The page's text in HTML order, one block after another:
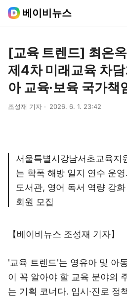
베이비뉴스
[교육 트렌드] 최은
제4차 미래교육 차
아 교육·보육 국가책
조성재 기자 2026. 6. 1. 23:42
서울특별시강남서초교육지
는 학폭 해방 일지 연수 운
도서관, 영어 독서 역량 강
회원 모집
【베이비뉴스 조성재 기자】
'교육 트렌드'는 영유아 및 아
이 꼭 알아야 할 교육 분야의
는 기획 코너다. 입시·진로 정